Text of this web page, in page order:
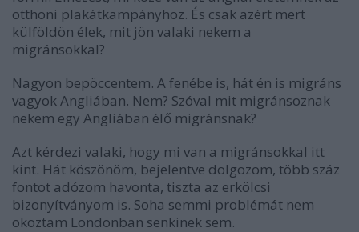
otthoni plakátkampányhoz. És csak azért mert
külföldön élek, mit jön valaki nekem a
migránsokkal?
Nagyon bepöccentem. A fenébe is, hát én is migráns
vagyok Angliában. Nem? Szóval mit migránsoznak
nekem egy Angliában élő migránsnak?
Azt kérdezi valaki, hogy mi van a migránsokkal itt
kint. Hát köszönöm, bejelentve dolgozom, több száz
fontot adózom havonta, tiszta az erkölcsi
bizonyítványom is. Soha semmi problémát nem
okoztam Londonban senkinek sem.